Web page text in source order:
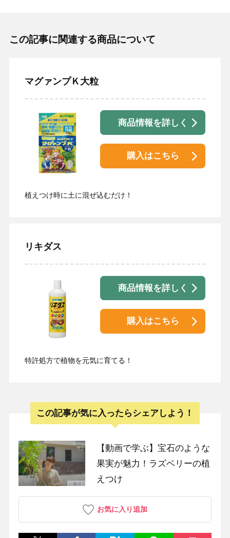
この記事に関連する商品について
マグァンプＫ大粒
商品情報を詳しく
購入はこちら
植えつけ時に土に混ぜ込むだけ！
リキダス
商品情報を詳しく
購入はこちら
特許処方で植物を元気に育てる！
この記事が気に入ったらシェアしよう！
【動画で学ぶ】宝石のような
果実が魅力！ラズベリーの植
えつけ
お気に入り追加